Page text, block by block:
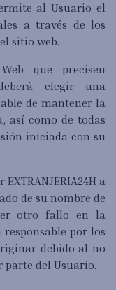
al Usuario el
a través de los
sitio web.
que precisen
elegir una
de mantener la
así como de todas
iniciada con su
a
de su nombre de
otro fallo en la
responsable por los
debido al no
del Usuario.